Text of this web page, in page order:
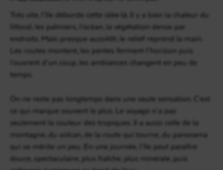
Très vite, l’île déborde cette idée-là. Il y a bien la chaleur du
littoral, les palmiers, l’océan, la végétation dense par
endroits. Mais presque aussitôt, le relief reprend la main.
Les routes montent, les pentes ferment l’horizon puis
l’ouvrent d’un coup, les ambiances changent en peu de
temps.
On ne reste pas longtemps dans une seule sensation. C’est
ce qui marque souvent le plus. Le voyage n’a pas
seulement la couleur des tropiques. Il a aussi celle de la
montagne, du volcan, de la route qui tourne, du panorama
qui se mérite un peu. En une journée, l’île peut paraître
douce, spectaculaire, plus fraîche, plus minérale, puis